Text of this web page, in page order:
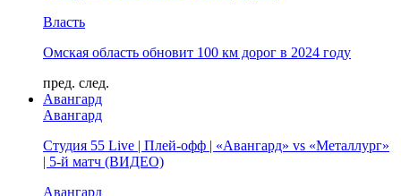
Власть
Омская область обновит 100 км дорог в 2024 году
пред. след.
Авангард
Авангард
Студия 55 Live | Плей-офф | «Авангард» vs «Металлург»
| 5-й матч (ВИДЕО)
Авангард